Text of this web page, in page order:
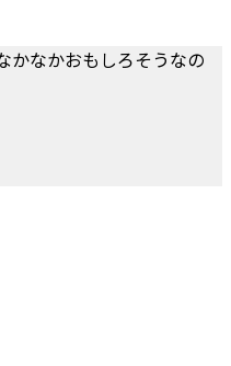
かなかおもしろそうなの